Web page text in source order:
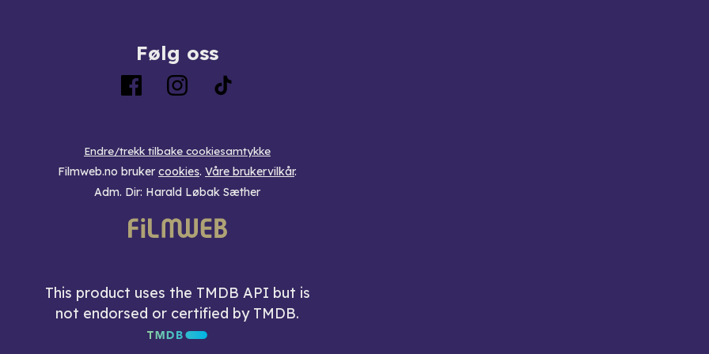
Følg oss
Endre/trekk tilbake cookiesamtykke
Filmweb.no bruker cookies. Våre brukervilkår.
Adm. Dir: Harald Løbak Sæther
This product uses the TMDB API but is
not endorsed or certified by TMDB.